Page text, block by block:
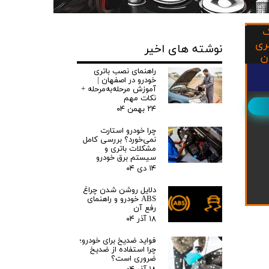
نوشته های اخیر
راهنمای نصب باتری
خودرو در اصفهان |
آموزش مرحله‌به‌مرحله +
نکات مهم
۲۴ بهمن ۰۴
چرا خودرو استارت
نمی‌خورد؟ بررسی کامل
مشکلات باتری و
سیستم برق خودرو
۱۴ دی ۰۴
دلایل روشن شدن چراغ
ABS خودرو و راهنمای
رفع آن
۱۸ آذر ۰۴
فواید ضدیخ برای خودرو؛
چرا استفاده از ضدیخ
ضروری است؟